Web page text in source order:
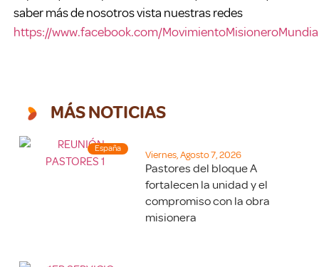
saber más de nosotros vista nuestras redes
https://www.facebook.com/
MÁS NOTICIAS
España
Viernes, Agosto 7, 2026
Pastores del bloque A
fortalecen la unidad y el
compromiso con la obra
misionera